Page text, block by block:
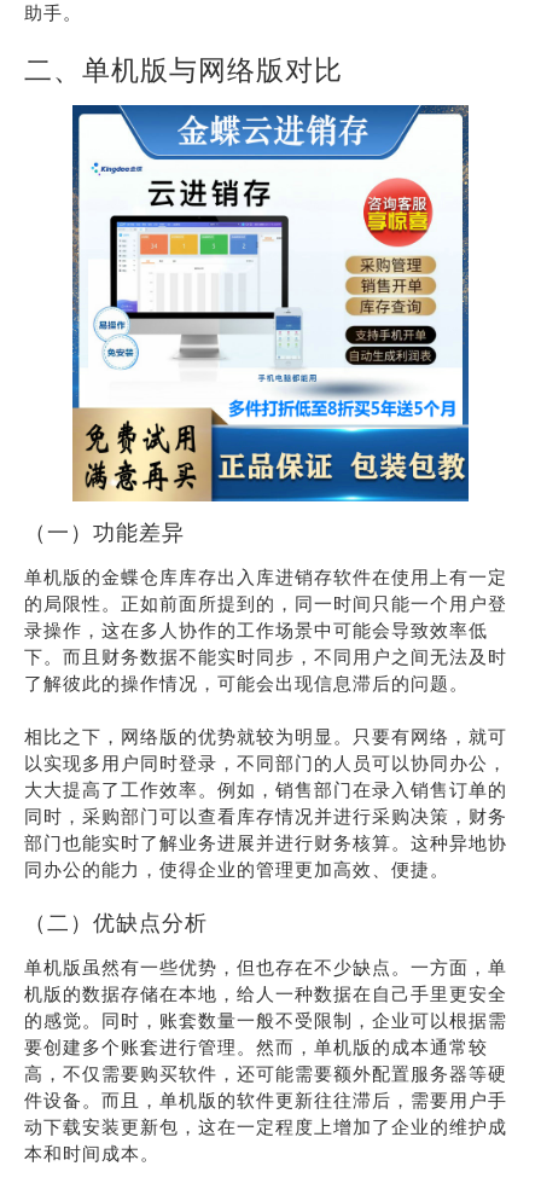
助手。
二、单机版与网络版对比
（一）功能差异
单机版的金蝶仓库库存出入库进销存软件在使用上有一定
的局限性。正如前面所提到的，同一时间只能一个用户登
录操作，这在多人协作的工作场景中可能会导致效率低
下。而且财务数据不能实时同步，不同用户之间无法及时
了解彼此的操作情况，可能会出现信息滞后的问题。
相比之下，网络版的优势就较为明显。只要有网络，就可
以实现多用户同时登录，不同部门的人员可以协同办公，
大大提高了工作效率。例如，销售部门在录入销售订单的
同时，采购部门可以查看库存情况并进行采购决策，财务
部门也能实时了解业务进展并进行财务核算。这种异地协
同办公的能力，使得企业的管理更加高效、便捷。
（二）优缺点分析
单机版虽然有一些优势，但也存在不少缺点。一方面，单
机版的数据存储在本地，给人一种数据在自己手里更安全
的感觉。同时，账套数量一般不受限制，企业可以根据需
要创建多个账套进行管理。然而，单机版的成本通常较
高，不仅需要购买软件，还可能需要额外配置服务器等硬
件设备。而且，单机版的软件更新往往滞后，需要用户手
动下载安装更新包，这在一定程度上增加了企业的维护成
本和时间成本。